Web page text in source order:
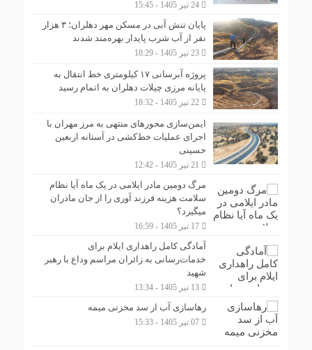
24 تیر 1405 - 15:45
پایان تنش آبی در مسکن مهر دهلران؛ ۳ هزار
نفر از آب شرب پایدار بهره‌مند شدند
23 تیر 1405 - 18:29
پروژه آبرسانی ۱۷ کیلومتری خط انتقال به
پایانه مرزی چیلات دهلران به اتمام رسید
22 تیر 1405 - 18:32
ایمن‌سازی محورهای منتهی به مرز مهران با
اجرای عملیات خط‌کشی در آستانه اربعین
حسینی
مرگ دومین مادر ایلامی در یک ماه آیا نظام
سلامت هزینه فرزند آوری را از جان مادران
میگیرد؟
17 تیر 1405 - 16:59
آمادگی کامل راهداری ایلام برای
خدمات‌رسانی به زائران مراسم وداع با رهبر
شهید
13 تیر 1405 - 13:34
رهاسازی آب از سد مخزنی میمه
07 تیر 1405 - 15:33